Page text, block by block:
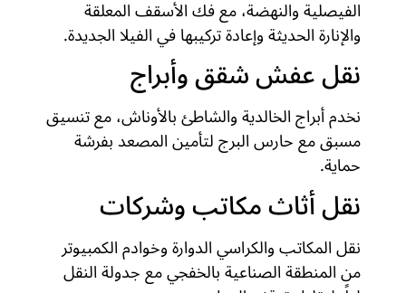
الفيصلية والنهضة، مع فك الأسقف المعلقة
والإنارة الحديثة وإعادة تركيبها في الفيلا الجديدة.
نقل عفش شقق وأبراج
نخدم أبراج الخالدية والشاطئ بالأوناش، مع تنسيق
مسبق مع حارس البرج لتأمين المصعد بفرشة
حماية.
نقل أثاث مكاتب وشركات
نقل المكاتب والكراسي الدوارة وخوادم الكمبيوتر
من المنطقة الصناعية بالخفجي مع جدولة النقل